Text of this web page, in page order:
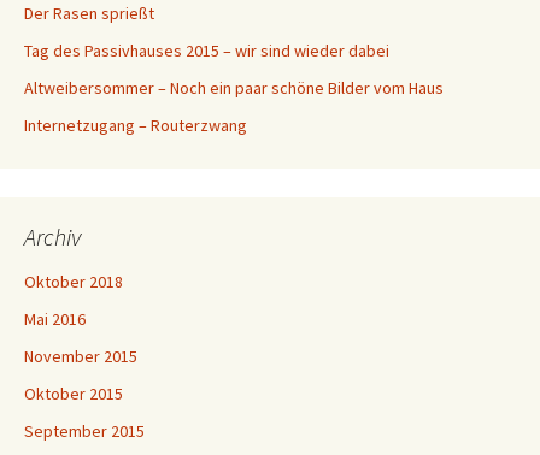
Der Rasen sprießt
Tag des Passivhauses 2015 – wir sind wieder dabei
Altweibersommer – Noch ein paar schöne Bilder vom Haus
Internetzugang – Routerzwang
Archiv
Oktober 2018
Mai 2016
November 2015
Oktober 2015
September 2015